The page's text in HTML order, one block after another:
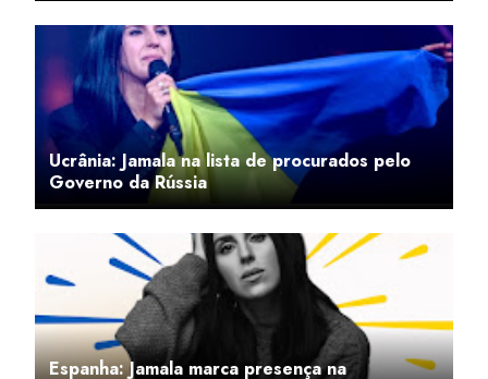
Ucrânia: Jamala na lista de procurados pelo
Governo da Rússia
Espanha: Jamala marca presença na